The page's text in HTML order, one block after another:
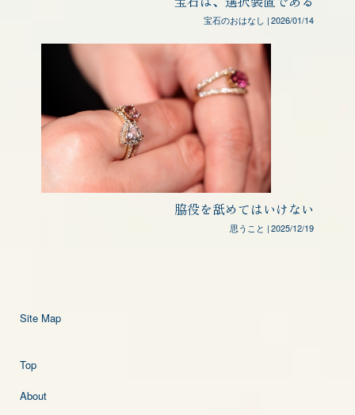
宝石のおはなし |2026/01/14
脇役を舐めてはいけない
思うこと |2025/12/19
Site Map
Top
About